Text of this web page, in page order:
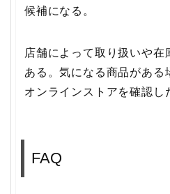
候補になる。
店舗によって取り扱いや在
ある。気になる商品がある
オンラインストアを確認し
FAQ